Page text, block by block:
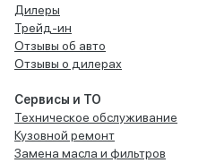
Дилеры
Трейд-ин
Отзывы об авто
Отзывы о дилерах
Сервисы и ТО
Техническое обслуживание
Кузовной ремонт
Замена масла и фильтров